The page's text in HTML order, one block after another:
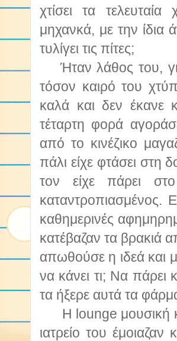
χτίσει τα
μηχανκά, με την ίδια
τυλίγει τις πίτες;
Ήταν λάθος του,
τόσον καιρό του
καλά και δεν έκανε
τέταρτη φορά
από το κινέζικο
πάλι είχε φτάσει
τον είχε πάρει
καταντροπιασμένος.
καθημερινές
κατέβαζαν τα βρακιά
απωθούσε η ιδεά και
να κάνει τι; Να
τα ήξερε αυτά τα
Η lounge μουσική
ιατρείο του